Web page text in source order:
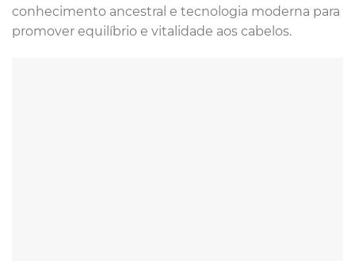
conhecimento ancestral e tecnologia moderna para
promover equilíbrio e vitalidade aos cabelos.